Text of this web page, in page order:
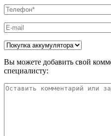
Вы можете добавить свой
специалисту: